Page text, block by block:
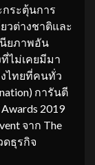
กระตุ้นการ
วต่างชาติและ
ยภาพอัน
ไม่เคยมีมา
ไทยที่คนทั่ว
การันตี
2019
จาก The
ดธุรกิจ